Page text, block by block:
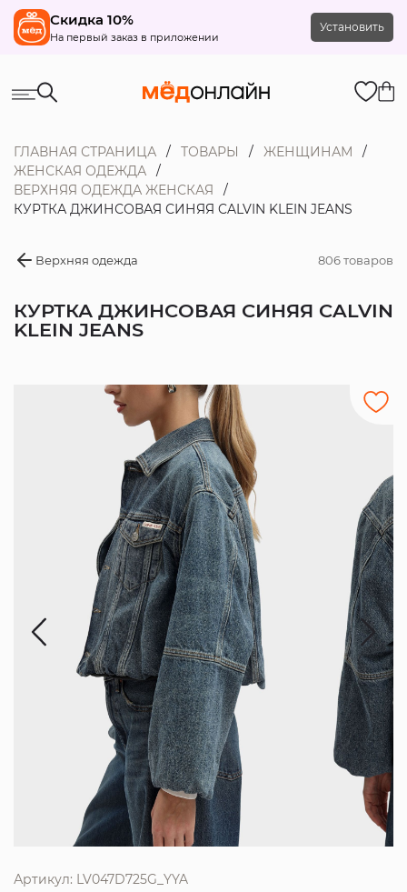
Скидка 10%
На первый заказ в приложении
Установить
ГЛАВНАЯ СТРАНИЦА ТОВАРЫ
ЖЕНЩИНАМ
ЖЕНСКАЯ ОДЕЖДА
ВЕРХНЯЯ ОДЕЖДА ЖЕНСКАЯ
КУРТКА ДЖИНСОВАЯ СИНЯЯ CALVIN KLEIN JEANS
Верхняя одежда 806 товаров
КУРТКА ДЖИНСОВАЯ СИНЯЯ CALVIN
KLEIN JEANS
Артикул: LV047D725G_YYA